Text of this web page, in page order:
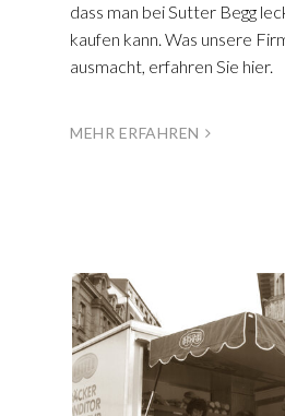
dass man bei Sutter Begg
kaufen kann. Was unsere
ausmacht, erfahren Sie hier.
MEHR ERFAHREN